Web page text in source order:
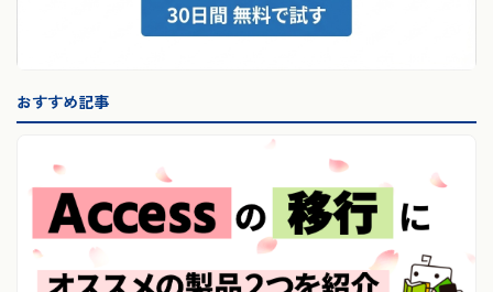
おすすめ記事